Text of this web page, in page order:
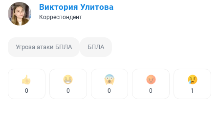
Виктория Улитова
Корреспондент
Угроза атаки БПЛА БПЛА
0 0 0 0 1